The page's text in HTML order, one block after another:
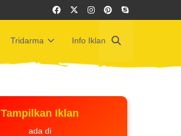
Tridarma Info Iklan
Tampilkan Iklan
ada di